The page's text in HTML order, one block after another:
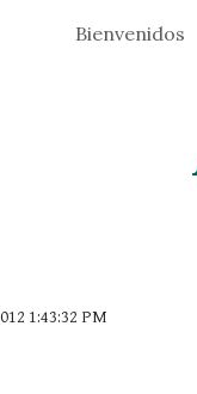
Bienvenidos
1:43:32 PM